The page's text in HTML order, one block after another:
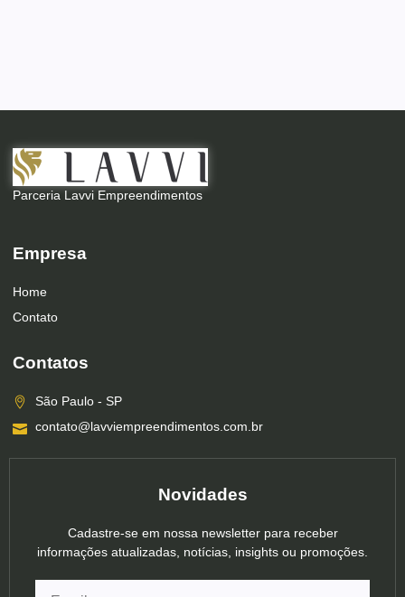
Parceria Lavvi Empreendimentos
Empresa
Home
Contato
Contatos
São Paulo - SP
contato@lavviempreendimentos.com.br
Novidades
Cadastre-se em nossa newsletter para receber
informações atualizadas, notícias, insights ou promoções.